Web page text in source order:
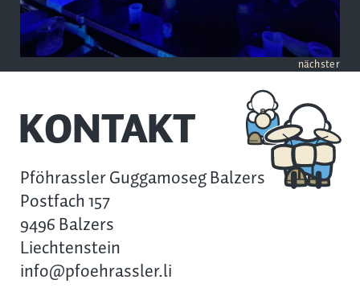
nächster
KONTAKT
Pföhrassler Guggamoseg Balzers
Postfach 157
9496 Balzers
Liechtenstein
info@pfoehrassler.li